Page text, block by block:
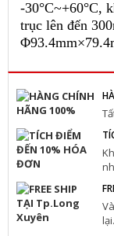
-30°C~+60°C,
trục lên đến
lại.